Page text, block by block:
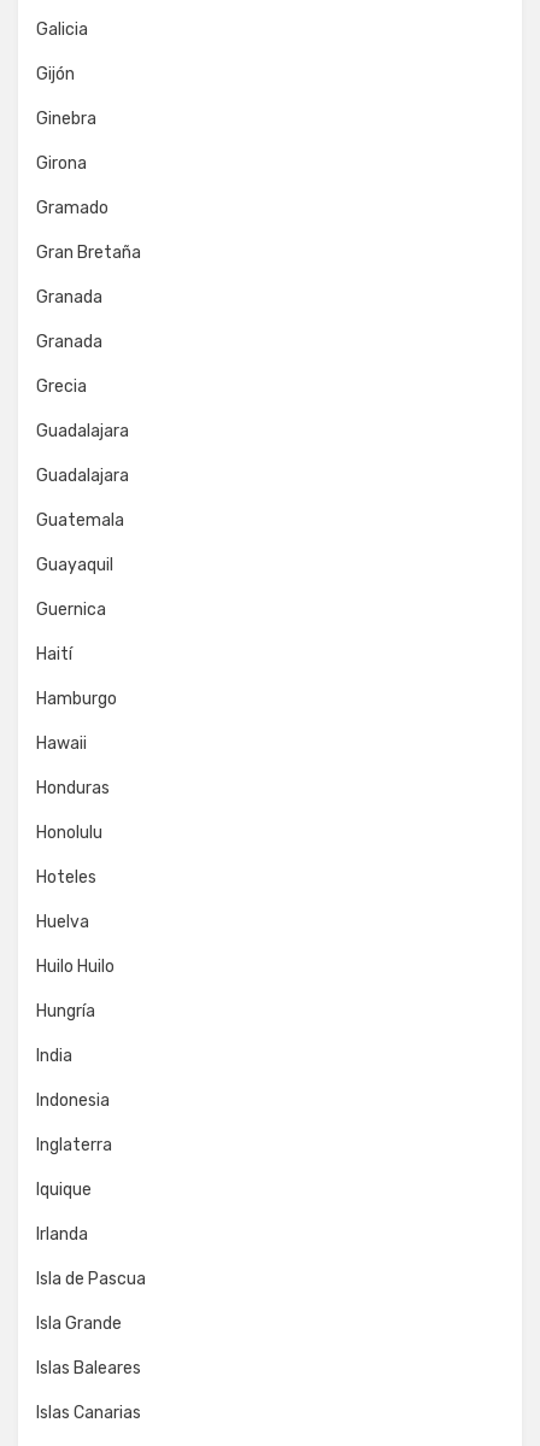
Galicia
Gijón
Ginebra
Girona
Gramado
Gran Bretaña
Granada
Granada
Grecia
Guadalajara
Guadalajara
Guatemala
Guayaquil
Guernica
Haití
Hamburgo
Hawaii
Honduras
Honolulu
Hoteles
Huelva
Huilo Huilo
Hungría
India
Indonesia
Inglaterra
Iquique
Irlanda
Isla de Pascua
Isla Grande
Islas Baleares
Islas Canarias